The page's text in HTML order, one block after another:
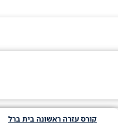
קורס עזרה ראשונה בית ברל